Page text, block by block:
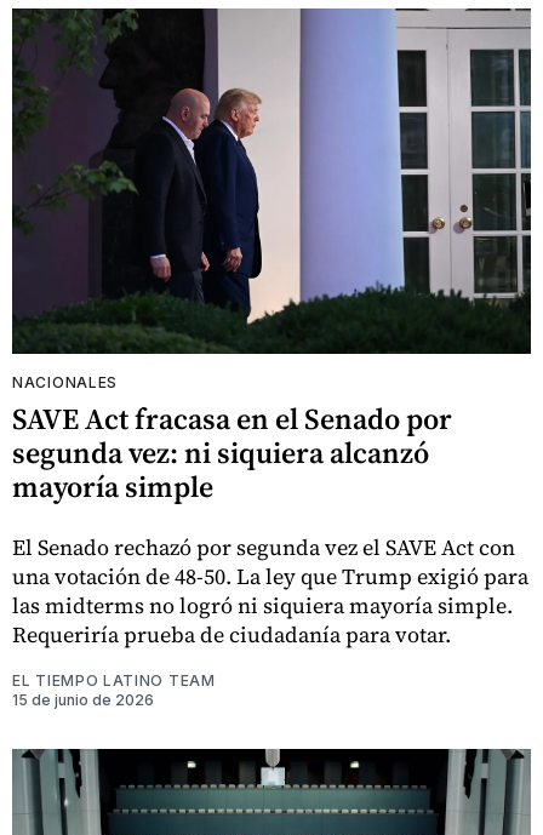
NACIONALES
SAVE Act fracasa en el Senado por
segunda vez: ni siquiera alcanzó
mayoría simple
El Senado rechazó por segunda vez el SAVE Act con
una votación de 48-50. La ley que Trump exigió para
las midterms no logró ni siquiera mayoría simple.
Requeriría prueba de ciudadanía para votar.
EL TIEMPO LATINO TEAM
15 de junio de 2026